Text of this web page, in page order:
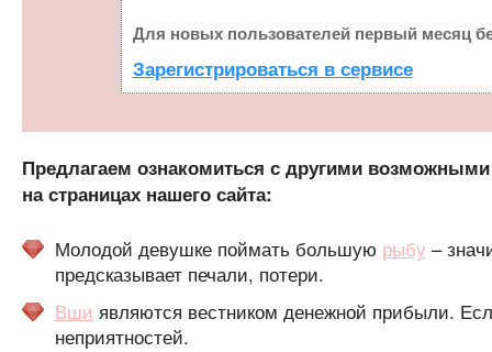
Для новых пользователей первый месяц
Зарегистрироваться в сервисе
Предлагаем ознакомиться с другими
на страницах нашего сайта:
Молодой девушке поймать большую рыбу –
предсказывает печали, потери.
Вши являются вестником денежной прибыли.
неприятностей.